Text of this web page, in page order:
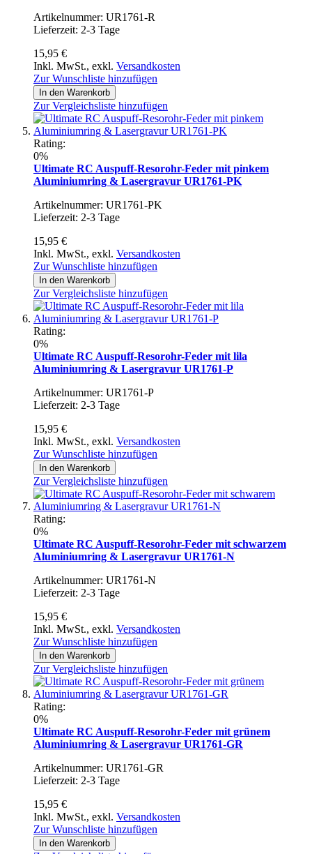
Artikelnummer: UR1761-R
Lieferzeit: 2-3 Tage
15,95 €
Inkl. MwSt., exkl. Versandkosten
Zur Wunschliste hinzufügen
In den Warenkorb
Zur Vergleichsliste hinzufügen
Rating:
0%
Ultimate RC Auspuff-Resorohr-Feder mit pinkem
Aluminiumring & Lasergravur UR1761-PK
Artikelnummer: UR1761-PK
Lieferzeit: 2-3 Tage
15,95 €
Inkl. MwSt., exkl. Versandkosten
Zur Wunschliste hinzufügen
In den Warenkorb
Zur Vergleichsliste hinzufügen
Rating:
0%
Ultimate RC Auspuff-Resorohr-Feder mit lila
Aluminiumring & Lasergravur UR1761-P
Artikelnummer: UR1761-P
Lieferzeit: 2-3 Tage
15,95 €
Inkl. MwSt., exkl. Versandkosten
Zur Wunschliste hinzufügen
In den Warenkorb
Zur Vergleichsliste hinzufügen
Rating:
0%
Ultimate RC Auspuff-Resorohr-Feder mit schwarzem
Aluminiumring & Lasergravur UR1761-N
Artikelnummer: UR1761-N
Lieferzeit: 2-3 Tage
15,95 €
Inkl. MwSt., exkl. Versandkosten
Zur Wunschliste hinzufügen
In den Warenkorb
Zur Vergleichsliste hinzufügen
Rating:
0%
Ultimate RC Auspuff-Resorohr-Feder mit grünem
Aluminiumring & Lasergravur UR1761-GR
Artikelnummer: UR1761-GR
Lieferzeit: 2-3 Tage
15,95 €
Inkl. MwSt., exkl. Versandkosten
Zur Wunschliste hinzufügen
In den Warenkorb